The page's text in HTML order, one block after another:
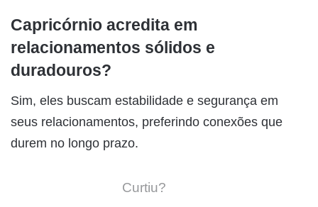
Capricórnio acredita em
relacionamentos sólidos e
duradouros?
Sim, eles buscam estabilidade e segurança em
seus relacionamentos, preferindo conexões que
durem no longo prazo.
Curtiu?